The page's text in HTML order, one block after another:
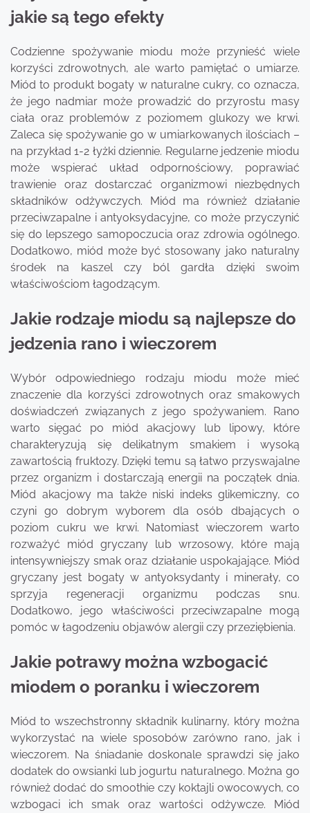
jakie są tego efekty
Codzienne spożywanie miodu może przynieść wiele
korzyści zdrowotnych, ale warto pamiętać o umiarze.
Miód to produkt bogaty w naturalne cukry, co oznacza,
że jego nadmiar może prowadzić do przyrostu masy
ciała oraz problemów z poziomem glukozy we krwi.
Zaleca się spożywanie go w umiarkowanych ilościach –
na przykład 1-2 łyżki dziennie. Regularne jedzenie miodu
może wspierać układ odpornościowy, poprawiać
trawienie oraz dostarczać organizmowi niezbędnych
składników odżywczych. Miód ma również działanie
przeciwzapalne i antyoksydacyjne, co może przyczynić
się do lepszego samopoczucia oraz zdrowia ogólnego.
Dodatkowo, miód może być stosowany jako naturalny
środek na kaszel czy ból gardła dzięki swoim
właściwościom łagodzącym.
Jakie rodzaje miodu są najlepsze do
jedzenia rano i wieczorem
Wybór odpowiedniego rodzaju miodu może mieć
znaczenie dla korzyści zdrowotnych oraz smakowych
doświadczeń związanych z jego spożywaniem. Rano
warto sięgać po miód akacjowy lub lipowy, które
charakteryzują się delikatnym smakiem i wysoką
zawartością fruktozy. Dzięki temu są łatwo przyswajalne
przez organizm i dostarczają energii na początek dnia.
Miód akacjowy ma także niski indeks glikemiczny, co
czyni go dobrym wyborem dla osób dbających o
poziom cukru we krwi. Natomiast wieczorem warto
rozważyć miód gryczany lub wrzosowy, które mają
intensywniejszy smak oraz działanie uspokajające. Miód
gryczany jest bogaty w antyoksydanty i minerały, co
sprzyja regeneracji organizmu podczas snu.
Dodatkowo, jego właściwości przeciwzapalne mogą
pomóc w łagodzeniu objawów alergii czy przeziębienia.
Jakie potrawy można wzbogacić
miodem o poranku i wieczorem
Miód to wszechstronny składnik kulinarny, który można
wykorzystać na wiele sposobów zarówno rano, jak i
wieczorem. Na śniadanie doskonale sprawdzi się jako
dodatek do owsianki lub jogurtu naturalnego. Można go
również dodać do smoothie czy koktajli owocowych, co
wzbogaci ich smak oraz wartości odżywcze. Miód